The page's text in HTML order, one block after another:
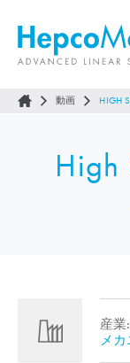
動画 HIGH
High
産業:
メ